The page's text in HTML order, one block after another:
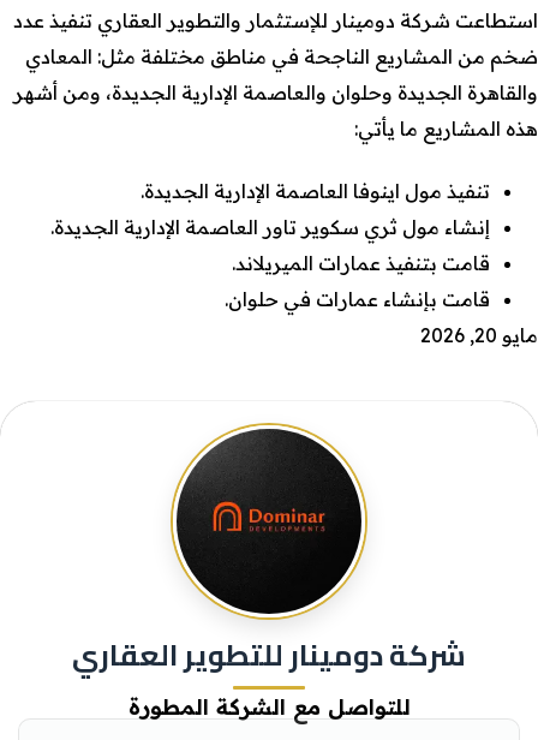
استطاعت شركة دومينار للإستثمار والتطوير العقاري تنفيذ عدد
ضخم من المشاريع الناجحة في مناطق مختلفة مثل: المعادي
والقاهرة الجديدة وحلوان والعاصمة الإدارية الجديدة، ومن أشهر
هذه المشاريع ما يأتي:
تنفيذ مول اينوفا العاصمة الإدارية الجديدة.
إنشاء مول ثري سكوير تاور العاصمة الإدارية الجديدة.
قامت بتنفيذ عمارات الميريلاند.
قامت بإنشاء عمارات في حلوان.
مايو 20, 2026
شركة دومينار للتطوير العقاري
للتواصل مع الشركة المطورة